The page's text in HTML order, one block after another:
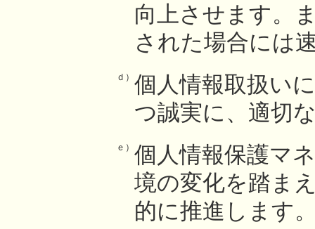
向上させます。
された場合には
ｄ） 個人情報取扱い
つ誠実に、適切
ｅ） 個人情報保護マ
境の変化を踏ま
的に推進します